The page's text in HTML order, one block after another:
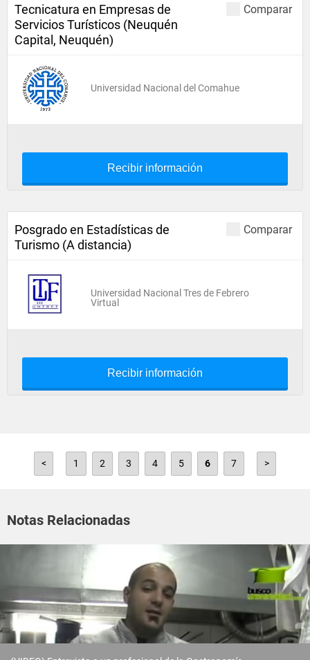
Comparar
Tecnicatura en Empresas de
Servicios Turísticos (Neuquén
Capital, Neuquén)
Universidad Nacional del Comahue
Recibir información
Comparar
Posgrado en Estadísticas de
Turismo (A distancia)
Universidad Nacional Tres de Febrero
Virtual
Recibir información
< 1 2 3 4 5 6 7 >
Notas Relacionadas